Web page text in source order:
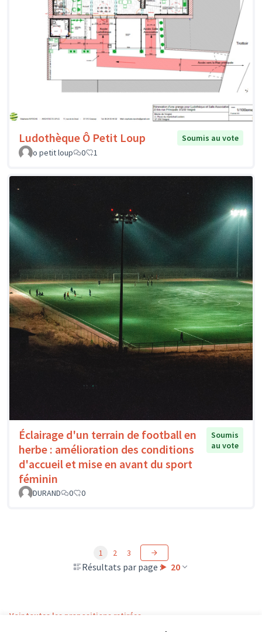
Ludothèque Ô Petit Loup
Soumis au vote
o petit loup
0 1
Éclairage d'un terrain de football en
herbe : amélioration des conditions
d'accueil et mise en avant du sport
féminin
Soumis
au vote
DURAND 0 0
Résultats par page : 20
1 2 3
Voir toutes les propositions retirées